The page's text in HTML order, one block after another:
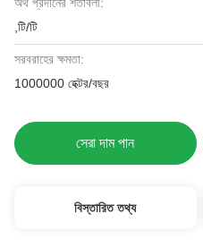
,টি/টি
সরবরাহের ক্ষমতা:
1000000 হেক্টর/বছর
সেরা দাম পান
বিস্তারিত তথ্য